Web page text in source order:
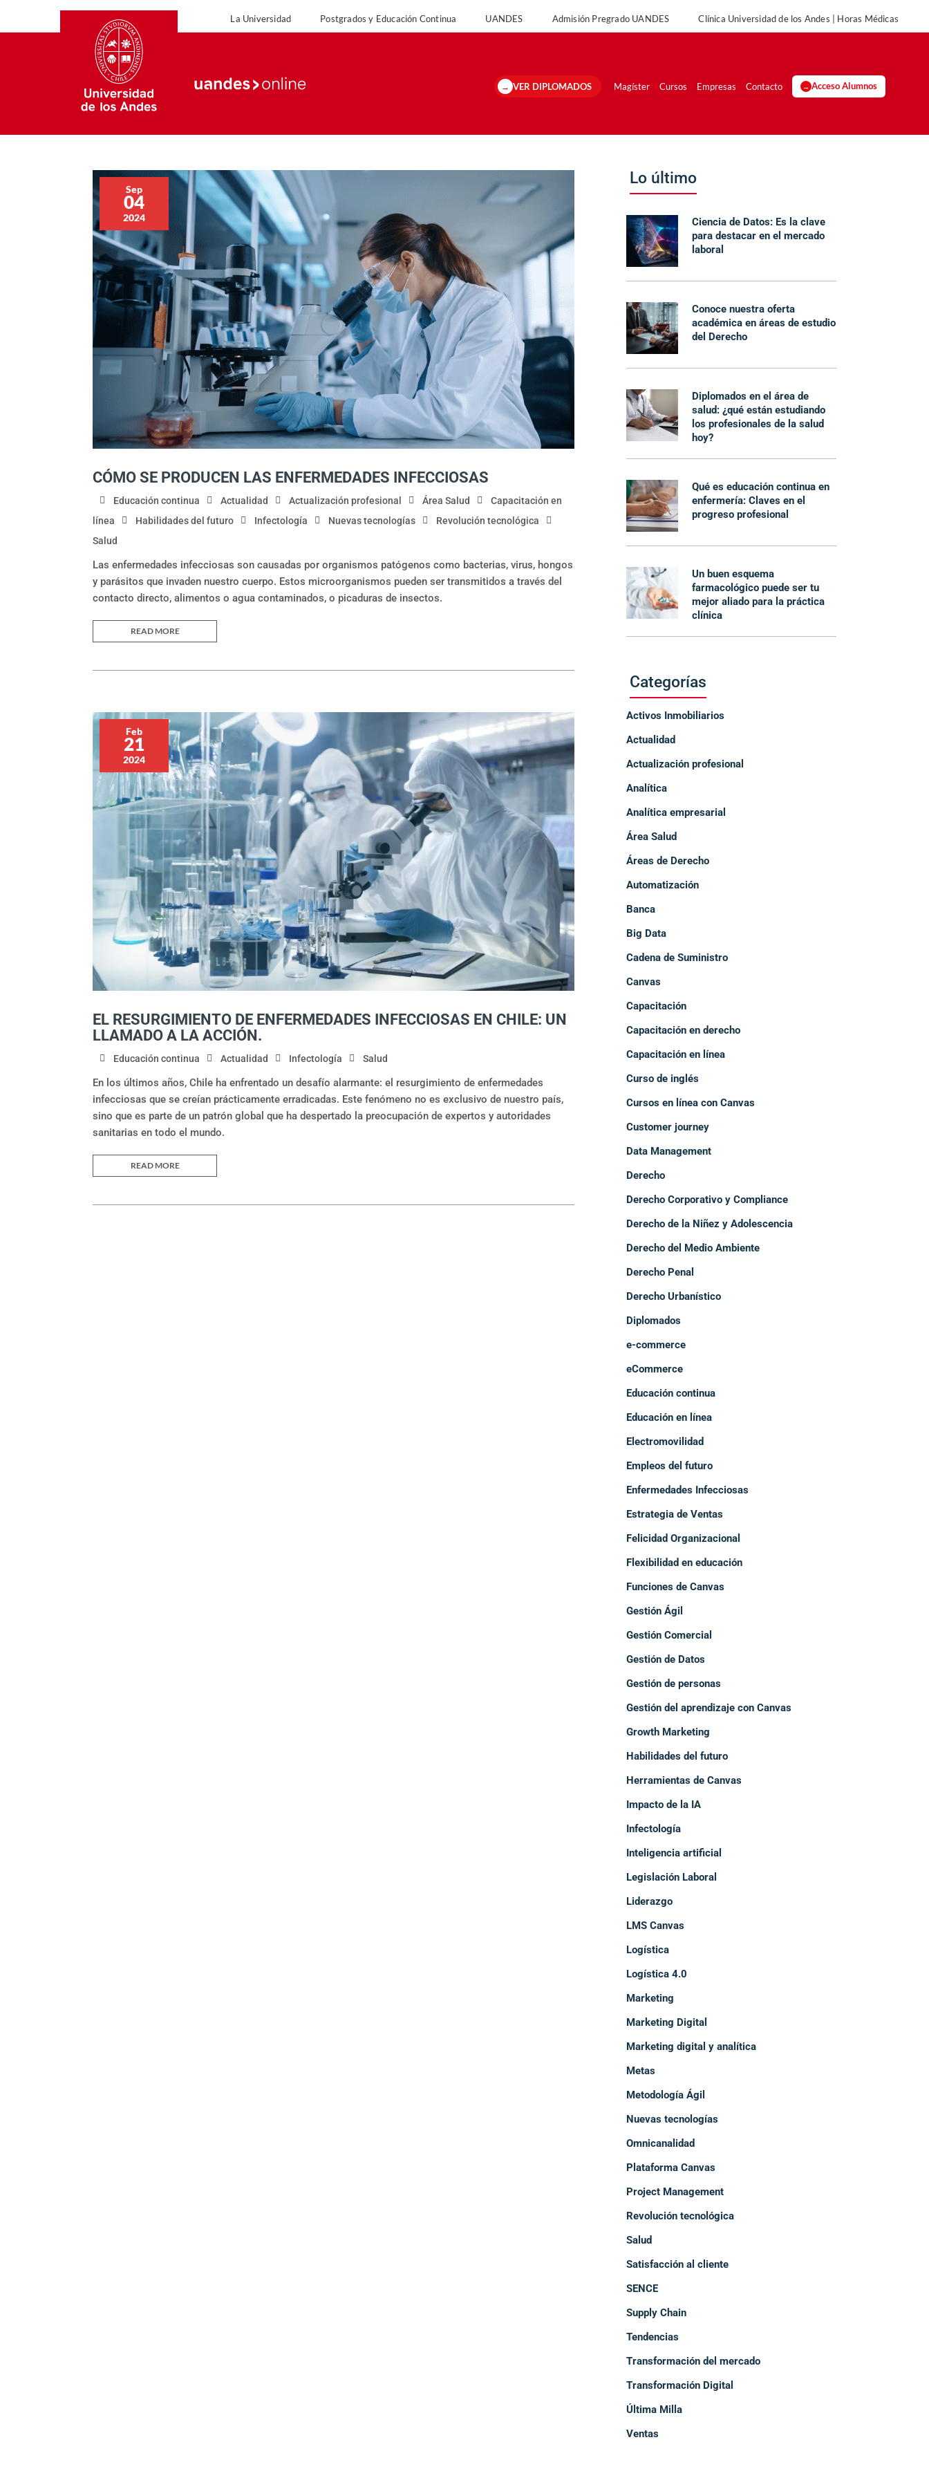
VER DIPLOMADOS Magíster Cursos Empresas Contacto Acceso Alumnos
La Universidad Postgrados y Educación Continua UANDES Admisión Pregrado UANDES Clínica Universidad de los Andes | Horas Médicas
CÓMO SE PRODUCEN LAS ENFERMEDADES INFECCIOSAS
Educación continua Actualidad Actualización profesional Área Salud
Capacitación en
línea
Habilidades del futuro Infectología Nuevas tecnologías
Revolución tecnológica
Salud
Las enfermedades infecciosas son causadas por organismos patógenos como bacterias, virus, hongos
y parásitos que invaden nuestro cuerpo. Estos microorganismos pueden ser transmitidos a través del
contacto directo, alimentos o agua contaminados, o picaduras de insectos.
READ MORE
Sep
04
2024
EL RESURGIMIENTO DE ENFERMEDADES INFECCIOSAS EN CHILE: UN
LLAMADO A LA ACCIÓN.
Educación continua Actualidad Infectología Salud
En los últimos años, Chile ha enfrentado un desafío alarmante: el resurgimiento de enfermedades
infecciosas que se creían prácticamente erradicadas. Este fenómeno no es exclusivo de nuestro país,
sino que es parte de un patrón global que ha despertado la preocupación de expertos y autoridades
sanitarias en todo el mundo.
READ MORE
Feb
21
2024
Lo último
Ciencia de Datos: Es la clave
para destacar en el mercado
laboral
Conoce nuestra oferta
académica en áreas de estudio
del Derecho
Diplomados en el área de
salud: ¿qué están estudiando
los profesionales de la salud
hoy?
Qué es educación continua en
enfermería: Claves en el
progreso profesional
Un buen esquema
farmacológico puede ser tu
mejor aliado para la práctica
clínica
Categorías
Activos Inmobiliarios
Actualidad
Actualización profesional
Analítica
Analítica empresarial
Área Salud
Áreas de Derecho
Automatización
Banca
Big Data
Cadena de Suministro
Canvas
Capacitación
Capacitación en derecho
Capacitación en línea
Curso de inglés
Cursos en línea con Canvas
Customer journey
Data Management
Derecho
Derecho Corporativo y Compliance
Derecho de la Niñez y Adolescencia
Derecho del Medio Ambiente
Derecho Penal
Derecho Urbanístico
Diplomados
e-commerce
eCommerce
Educación continua
Educación en línea
Electromovilidad
Empleos del futuro
Enfermedades Infecciosas
Estrategia de Ventas
Felicidad Organizacional
Flexibilidad en educación
Funciones de Canvas
Gestión Ágil
Gestión Comercial
Gestión de Datos
Gestión de personas
Gestión del aprendizaje con Canvas
Growth Marketing
Habilidades del futuro
Herramientas de Canvas
Impacto de la IA
Infectología
Inteligencia artificial
Legislación Laboral
Liderazgo
LMS Canvas
Logística
Logística 4.0
Marketing
Marketing Digital
Marketing digital y analítica
Metas
Metodología Ágil
Nuevas tecnologías
Omnicanalidad
Plataforma Canvas
Project Management
Revolución tecnológica
Salud
Satisfacción al cliente
SENCE
Supply Chain
Tendencias
Transformación del mercado
Transformación Digital
Última Milla
Ventas
La Universidad Postgrados y Educación Continua UANDES Admisión Pregrado UANDES Clínica Universidad de los Andes | Horas Médicas